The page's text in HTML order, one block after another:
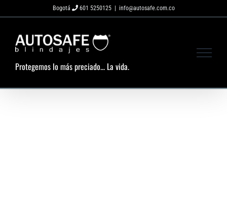
al
Bogotá 601 5250125 info@autosafe.com.co
Protegemos lo más preciado... La vida.